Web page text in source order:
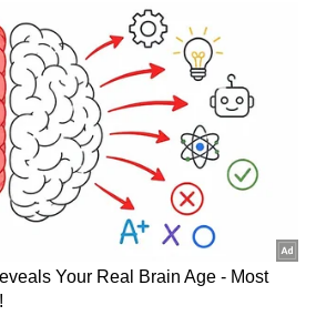
ಈ
‘ನಾವೂ ಸ್ವಲ್ಪ ಒದ್ದೆ ಆಗೋಣ’:
ಅಭಿಮಾನಿಗಳಿಗಾಗಿ ಮಳೆಯಲ್ಲಿ
ನೆನೆದ ಕಿಚ್ಚ ಸುದೀಪ್
ಪ್ರಾಣ":
ಶೆಟ್ಟಿ | Rishab